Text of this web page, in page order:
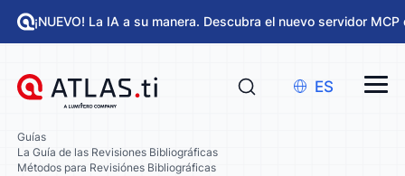
¡NUEVO! La IA a su manera. Descubra el nuevo servidor
ES
Guías
La Guía de las Revisiones Bibliográficas
Métodos para Revisiónes Bibliográficas